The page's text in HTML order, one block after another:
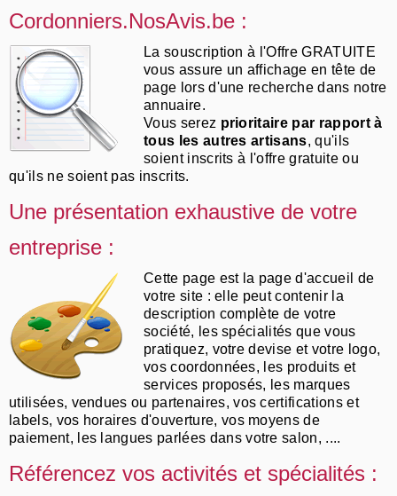
Cordonniers.NosAvis.be :
La souscription à l'Offre GRATUITE
vous assure un affichage en tête de
page lors d'une recherche dans notre
annuaire.
Vous serez prioritaire par rapport à
tous les autres artisans, qu'ils
soient inscrits à l'offre gratuite ou
qu'ils ne soient pas inscrits.
Une présentation exhaustive de votre
entreprise :
Cette page est la page d'accueil de
votre site : elle peut contenir la
description complète de votre
société, les spécialités que vous
pratiquez, votre devise et votre logo,
vos coordonnées, les produits et
services proposés, les marques
utilisées, vendues ou partenaires, vos certifications et
labels, vos horaires d'ouverture, vos moyens de
paiement, les langues parlées dans votre salon, ....
Référencez vos activités et spécialités :